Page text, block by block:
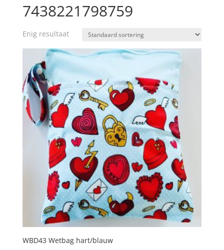
7438221798759
Enig resultaat
WBD43 Wetbag hart/blauw